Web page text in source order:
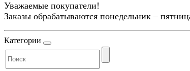
Уважаемые покупатели!
Заказы обрабатываются понедельник –
Категории